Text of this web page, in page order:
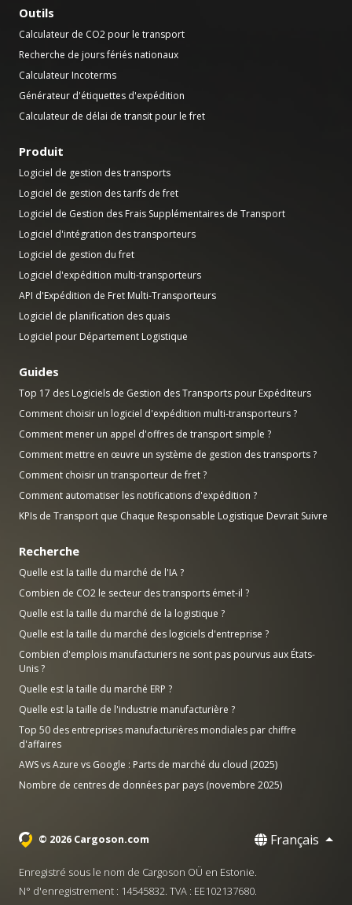
Outils
Calculateur de CO2 pour le transport
Recherche de jours fériés nationaux
Calculateur Incoterms
Générateur d'étiquettes d'expédition
Calculateur de délai de transit pour le fret
Produit
Logiciel de gestion des transports
Logiciel de gestion des tarifs de fret
Logiciel de Gestion des Frais Supplémentaires de Transport
Logiciel d'intégration des transporteurs
Logiciel de gestion du fret
Logiciel d'expédition multi-transporteurs
API d'Expédition de Fret Multi-Transporteurs
Logiciel de planification des quais
Logiciel pour Département Logistique
Guides
Top 17 des Logiciels de Gestion des Transports pour Expéditeurs
Comment choisir un logiciel d'expédition multi-transporteurs ?
Comment mener un appel d'offres de transport simple ?
Comment mettre en œuvre un système de gestion des transports ?
Comment choisir un transporteur de fret ?
Comment automatiser les notifications d'expédition ?
KPIs de Transport que Chaque Responsable Logistique Devrait Suivre
Recherche
Quelle est la taille du marché de l'IA ?
Combien de CO2 le secteur des transports émet-il ?
Quelle est la taille du marché de la logistique ?
Quelle est la taille du marché des logiciels d'entreprise ?
Combien d'emplois manufacturiers ne sont pas pourvus aux États-
Unis ?
Quelle est la taille du marché ERP ?
Quelle est la taille de l'industrie manufacturière ?
Top 50 des entreprises manufacturières mondiales par chiffre
d'affaires
AWS vs Azure vs Google : Parts de marché du cloud (2025)
Nombre de centres de données par pays (novembre 2025)
© 2026 Cargoson.com Français
Enregistré sous le nom de Cargoson OÜ en Estonie.
N° d'enregistrement : 14545832. TVA : EE102137680.